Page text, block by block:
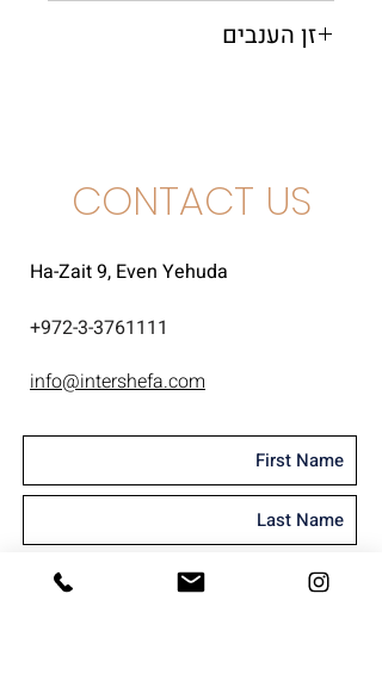
זן הענבים
CONTACT US
Ha-Zait 9, Even Yehuda
972-3-3761111
+
info@intershefa.com